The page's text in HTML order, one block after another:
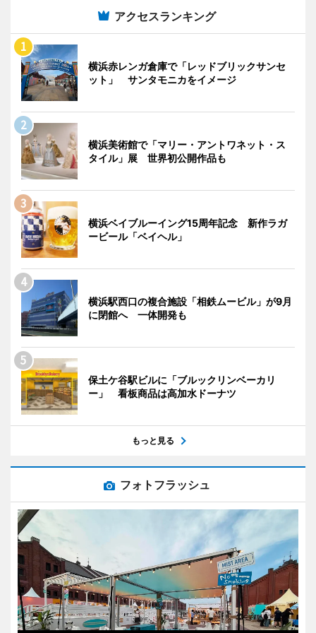
アクセスランキング
横浜赤レンガ倉庫で「レッドブリックサンセ
ット」 サンタモニカをイメージ
横浜美術館で「マリー・アントワネット・ス
タイル」展 世界初公開作品も
横浜ベイブルーイング15周年記念 新作ラガ
ービール「ベイヘル」
横浜駅西口の複合施設「相鉄ムービル」が9月
に閉館へ 一体開発も
保土ケ谷駅ビルに「ブルックリンベーカリ
ー」 看板商品は高加水ドーナツ
もっと見る
フォトフラッシュ